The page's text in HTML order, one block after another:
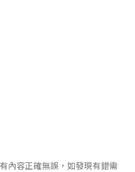
內容正確無誤，如發現有錯需